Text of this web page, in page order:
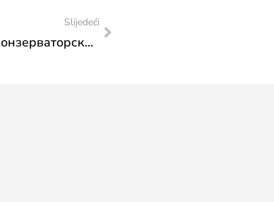
Slijedeći
Завод за заштиту споменика: Адаптација, конзерваторско – рестаураторски радови у Ватрогасној касарни у Сарајеву